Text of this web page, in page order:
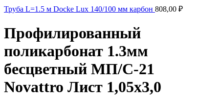
Труба L=1.5 м Docke Lux 140/100 мм карбон 808,00 ₽
Профилированный
поликарбонат 1.3мм
бесцветный МП/С-21
Novattro Лист 1,05х3,0